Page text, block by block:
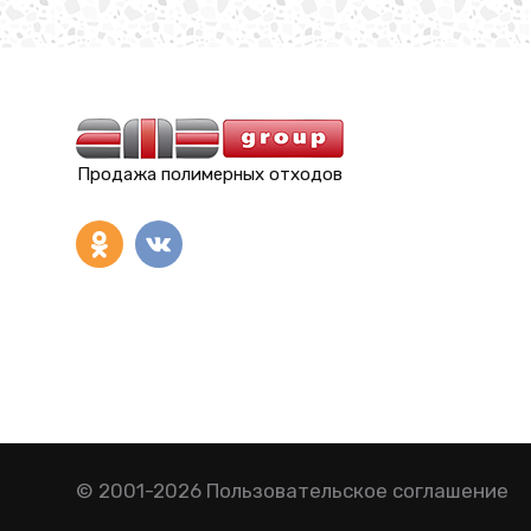
Продажа полимерных отходов
© 2001-2026 Пользовательское соглашение